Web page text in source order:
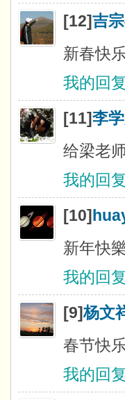
[12]吉
新春快
我的回
[11]李
给梁老
我的回
[10]
新年快樂
我的回
[9]杨文
春节快乐
我的回